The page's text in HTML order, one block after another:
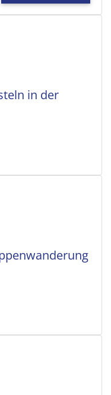
in der